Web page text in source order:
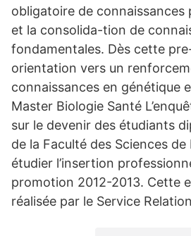
obligatoire de connaissances
et la consolida-tion de
fondamentales. Dès cette
orientation vers un
connaissances en génétique
Master Biologie Santé
sur le devenir des étudiants
de la Faculté des Sciences
étudier l’insertion
promotion 2012-2013. Cette
réalisée par le Service